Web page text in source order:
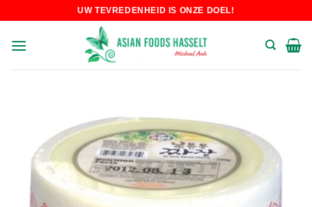
content
UW TEVREDENHEID IS ONZE DOEL!